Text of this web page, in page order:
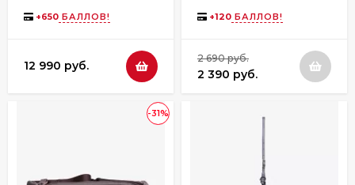
+650 БАЛЛОВ!
12 990 руб.
+120 БАЛЛОВ!
2 690 руб.
2 390 руб.
-31%